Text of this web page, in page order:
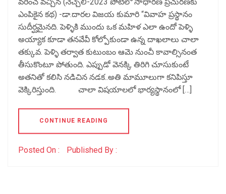
ఎంపికైన కథ) -డా.దారల విజయ కుమారి “వివాహ ప్రస్థానం
సుదీర్ఘమైనది. పెళ్ళికి ముందు ఒక మహిళ ఎలా ఉందో పెళ్ళి
అయ్యాక కూడా తనవేవీ కోల్పోకుండా ఉన్న దాఖలాలు చాలా
తక్కువ. పెళ్ళి తర్వాత కుటుంబం ఆమె నుంచీ కావాల్సినంత
తీసుకొంటూ పోతుంది. ఎప్పుడో వెనక్కి తిరిగి చూసుకుంటే
అతనితో కలిసి నడిచిన నడక..అతి మామూలుగా కనిపిస్తూ
వెక్కిరిస్తుంది. చాలా విషయాలలో భార్యస్థానంలో […]
CONTINUE READING
Posted On : Published By :